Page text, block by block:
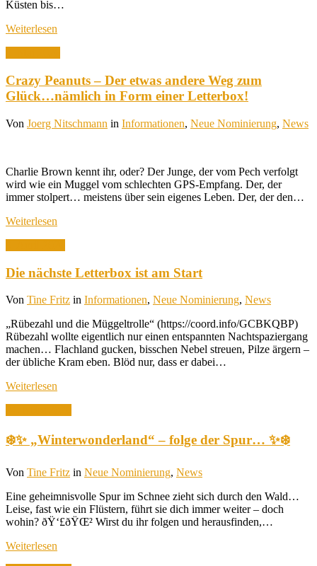
Küsten bis…
Weiterlesen
Crazy Peanuts – Der etwas andere Weg zum
Glück…nämlich in Form einer Letterbox!
Von Joerg Nitschmann in Informationen, Neue Nominierung, News
Charlie Brown kennt ihr, oder? Der Junge, der vom Pech verfolgt
wird wie ein Muggel vom schlechten GPS-Empfang. Der, der
immer stolpert… meistens über sein eigenes Leben. Der, der den…
Weiterlesen
Die nächste Letterbox ist am Start
Von Tine Fritz in Informationen, Neue Nominierung, News
„Rübezahl und die Müggeltrolle“ (https://coord.info/GCBKQBP)
Rübezahl wollte eigentlich nur einen entspannten Nachtspaziergang
machen… Flachland gucken, bisschen Nebel streuen, Pilze ärgern –
der übliche Kram eben. Blöd nur, dass er dabei…
Weiterlesen
❄️✨ „Winterwonderland“ – folge der Spur… ✨❄️
Von Tine Fritz in Neue Nominierung, News
Eine geheimnisvolle Spur im Schnee zieht sich durch den Wald…
Leise, fast wie ein Flüstern, führt sie dich immer weiter – doch
wohin? ðŸ‘£ðŸŒ² Wirst du ihr folgen und herausfinden,…
Weiterlesen